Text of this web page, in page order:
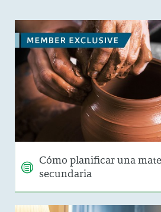
Cómo planificar una
secundaria